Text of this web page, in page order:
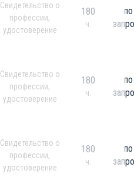
Свидетельство о
профессии,
удостоверение
180
ч.
по
Свидетельство о
профессии,
удостоверение
180
ч.
по
Свидетельство о
профессии,
удостоверение
180
ч.
по